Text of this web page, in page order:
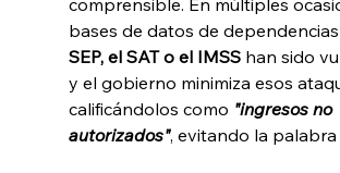
comprensible. En múltiples
bases de datos de
SEP, el SAT o el IMSS han sido
y el gobierno minimiza esos
calificándolos como "ingresos no
autorizados", evitando la palabra